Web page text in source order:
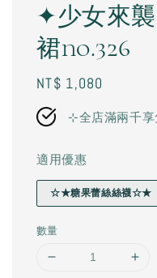
✦少女來
裙no.326
Regular
price
NT$ 1,080
⊹全店滿兩千
適用優惠
☆★糖果蕾絲絲襪☆★
數量